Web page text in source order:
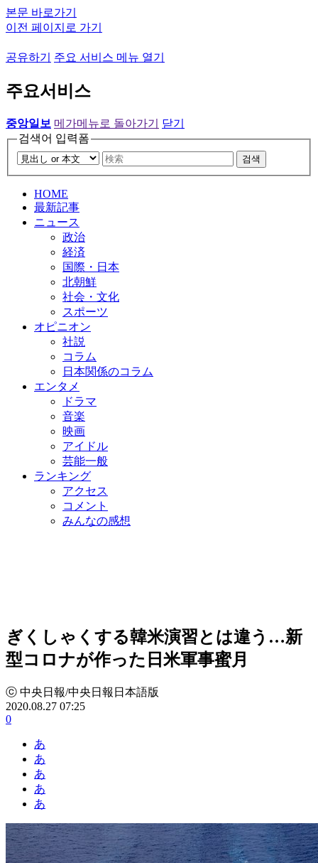
본문 바로가기
이전 페이지로 가기
공유하기 주요 서비스 메뉴 열기
주요서비스
중앙일보 메가메뉴로 돌아가기
닫기
검색어 입력폼
검색
HOME
最新記事
ニュース
政治
経済
国際・日本
北朝鮮
社会・文化
スポーツ
オピニオン
社説
コラム
日本関係のコラム
エンタメ
ドラマ
音楽
映画
アイドル
芸能一般
ランキング
アクセス
コメント
みんなの感想
ぎくしゃくする韓米演習とは違う…新
型コロナが作った日米軍事蜜月
ⓒ 中央日報/中央日報日本語版
2020.08.27 07:25
0
あ
あ
あ
あ
あ